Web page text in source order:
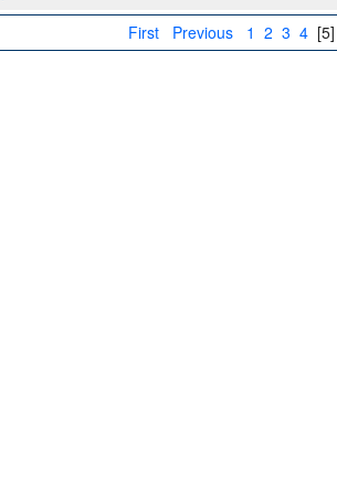
First Previous 1 2 3 4 [5]